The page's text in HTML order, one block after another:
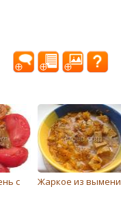
с
Жаркое из вымени